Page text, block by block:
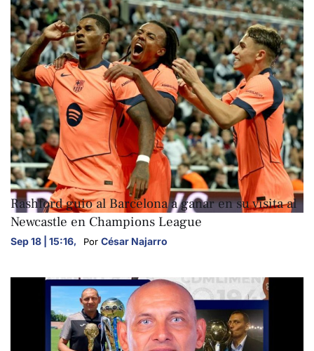
DEPORTES
Rashford guio al Barcelona a ganar en su visita al
Newcastle en Champions League
Sep 18 | 15:16, Por César Najarro